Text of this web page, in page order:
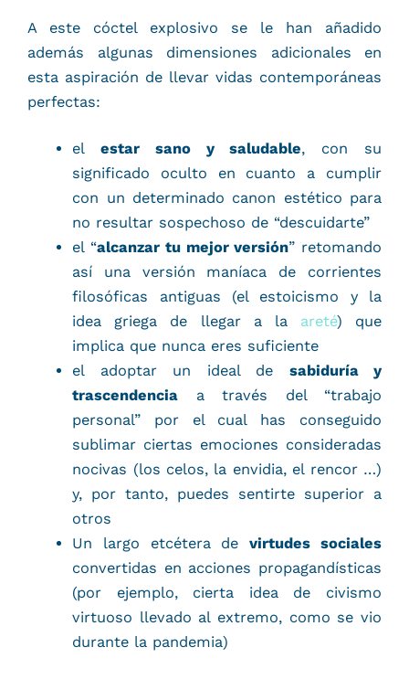
A este cóctel explosivo se le han añadido
además algunas dimensiones adicionales en
esta aspiración de llevar vidas contemporáneas
perfectas:
elestar sano y saludable, con su
significado oculto en cuanto a cumplir
con un determinado canon estético para
no resultar sospechoso de “descuidarte”
el “alcanzar tu mejor versión” retomando
así una versión maníaca de corrientes
filosóficas antiguas (el estoicismo y la
idea griega de llegar a la areté) que
implica que nunca eres suficiente
el adoptar un ideal de sabiduría y
trascendencia a través del “trabajo
personal” por el cual has conseguido
sublimar ciertas emociones consideradas
nocivas (los celos, la envidia, el rencor …)
y, por tanto, puedes sentirte superior a
otros
Un largo etcétera devirtudes sociales
convertidas en acciones propagandísticas
(por ejemplo, cierta idea de civismo
virtuoso llevado al extremo, como se vio
durante la pandemia)